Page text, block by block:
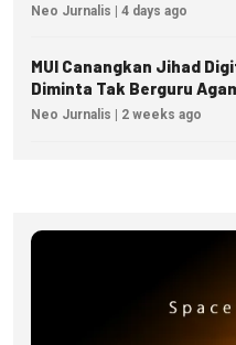
Neo Jurnalis | 4 days ago
MUI Canangkan Jihad
Diminta Tak Berguru
Neo Jurnalis | 2 weeks ago